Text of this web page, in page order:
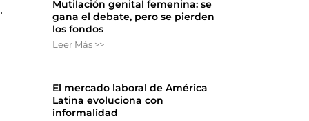
Mutilación genital femenina: se
gana el debate, pero se pierden
los fondos
Leer Más >>
El mercado laboral de América
Latina evoluciona con
informalidad